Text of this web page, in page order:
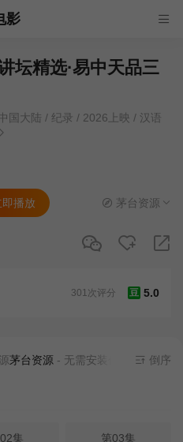
影
坛精选·易中天品三
国大陆 / 纪录 / 2026上映 / 汉语
即播放 茅台资源
豆 5.0
301次评分
茅台资源- 无需安装任何插件 倒序
集 第03集